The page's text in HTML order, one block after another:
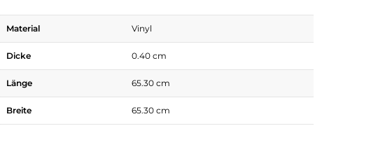
Material Vinyl
Dicke 0.40 cm
Länge 65.30 cm
Breite 65.30 cm